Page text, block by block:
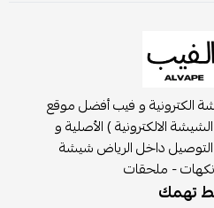
و فيب أفضل موقع
) الأصلية و
داخل الرياض شيشة
- ملحقات